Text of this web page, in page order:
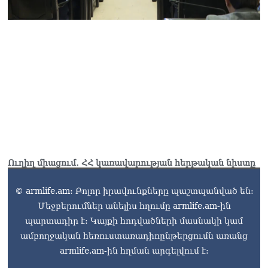
շատերի երեխաների
ճակատին այն մյուռոնն է,
05.08.2026
ՏԵՍԱՆՅՈւԹ․ Այս
ամբիոնից հնչող
յուրաքանչյուր խոսք պետք
է ծառայի մեր պետության
ու ժողովրդի շահերին.
մենք այստեղ ենք՝ լուծում
Ուղիղ միացում․ ՀՀ կառավարության հերթական նիստը
© armlife.am: Բոլոր իրավունքները պաշտպանված են:
Մեջբերումներ անելիս հղումը armlife.am-ին
պարտադիր է: Կայքի հոդվածների մասնակի կամ
ամբողջական հեռուստառադիոընթերցումն առանց
armlife.am-ին հղման արգելվում է: